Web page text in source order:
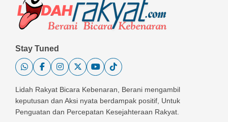
Stay Tuned
Lidah Rakyat Bicara Kebenaran, Berani mengambil
keputusan dan Aksi nyata berdampak positif, Untuk
Penguatan dan Percepatan Kesejahteraan Rakyat.